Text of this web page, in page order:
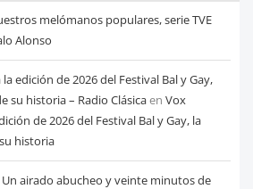
melómanos populares, serie TVE
Alonso
edición de 2026 del Festival Bal y Gay,
su historia – Radio Clásicaen Vox
de 2026 del Festival Bal y Gay, la
historia
Un airado abucheo y veinte minutos de